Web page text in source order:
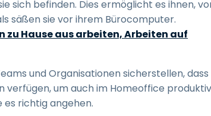
sich befinden. Dies ermöglicht es ihnen,
säßen sie vor ihrem Bürocomputer.
Hause aus arbeiten, Arbeiten auf
und Organisationen sicherstellen, dass
verfügen, um auch im Homeoffice produktiv
es richtig angehen.